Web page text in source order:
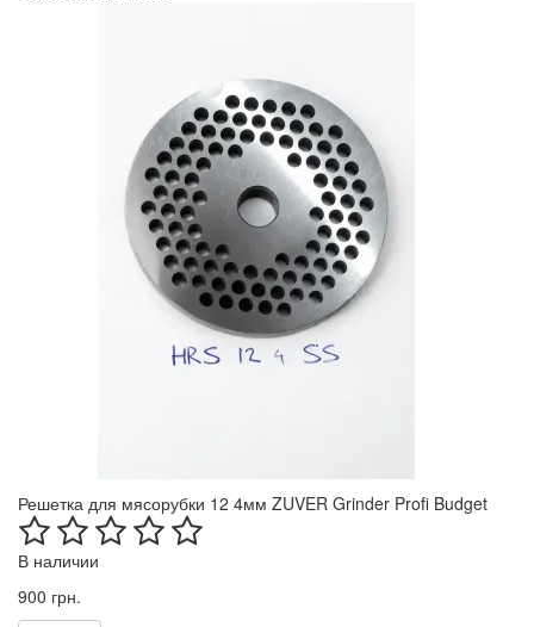
Решетка для мясорубки 12 4мм ZUVER Grinder Profi Budget
В наличии
900 грн.